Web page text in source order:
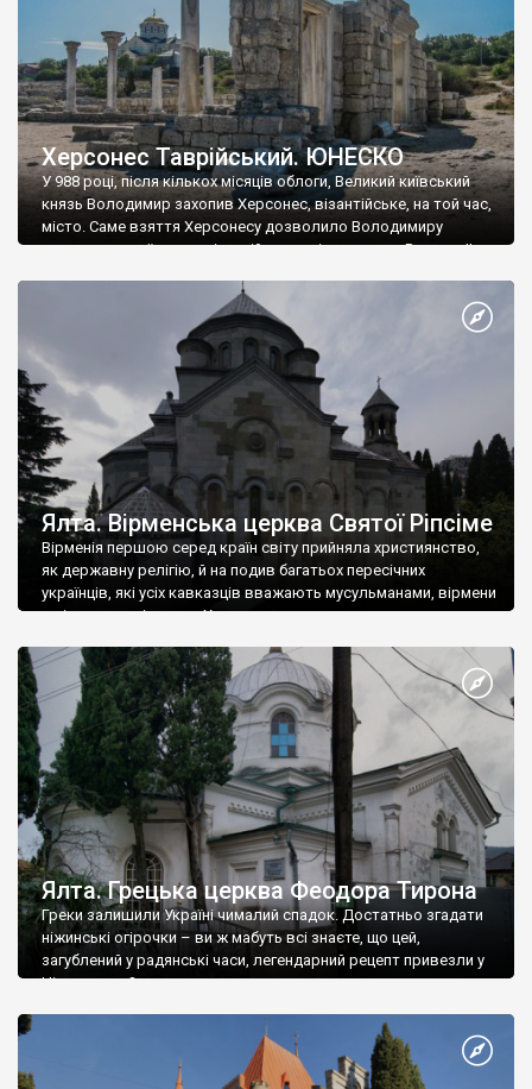
Херсонес Таврійський. ЮНЕСКО
У 988 році, після кількох місяців облоги, Великий київський
князь Володимир захопив Херсонес, візантійське, на той час,
місто. Саме взяття Херсонесу дозволило Володимиру
диктувати свої умови візантійському імператору Василю ІІ, та
Херсонесі Володимир-язичник, став Василем-християнином.
А потім було Хрещення Русі. На честь Херсонесу Таврійського
Ялта. Вірменська церква Святої Ріпсіме
Вірменія першою серед країн світу прийняла християнство,
як державну релігію, й на подив багатьох пересічних
українців, які усіх кавказців вважають мусульманами, вірмени
є відданими вірянами Христа
Ялта. Грецька церква Феодора Тирона
Греки залишили Україні чималий спадок. Достатньо згадати
ніжинські огірочки – ви ж мабуть всі знаєте, що цей,
загублений у радянські часи, легендарний рецепт привезли у
Ніжин греки?